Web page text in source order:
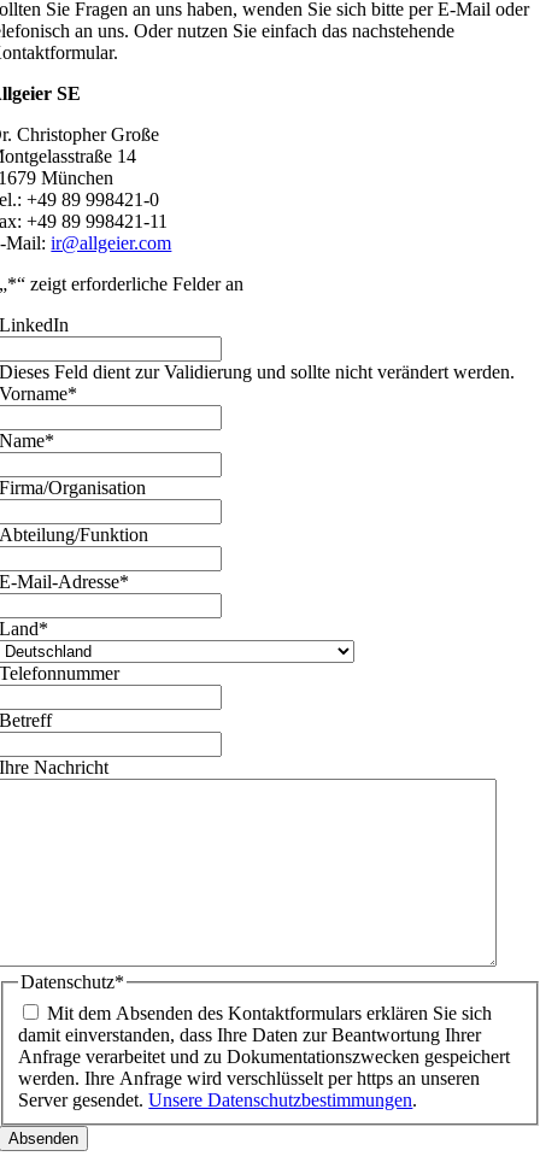
Sie Fragen an uns haben, wenden Sie sich bitte per E-Mail oder
an uns. Oder nutzen Sie einfach das nachstehende
SE
Christopher Große
14
München
+49 89 998421-0
+49 89 998421-11
Mail:ir@allgeier.com
„*“ zeigt erforderliche Felder an
LinkedIn
Dieses Feld dient zur Validierung und sollte nicht verändert werden.
Vorname*
Name*
Firma/Organisation
Abteilung/Funktion
E-Mail-Adresse*
Land*
Telefonnummer
Betreff
Ihre Nachricht
Datenschutz*
Mit dem Absenden des Kontaktformulars erklären Sie sich
damit einverstanden, dass Ihre Daten zur Beantwortung Ihrer
Anfrage verarbeitet und zu Dokumentationszwecken gespeichert
werden. Ihre Anfrage wird verschlüsselt per https an unseren
Server gesendet.Unsere Datenschutzbestimmungen.